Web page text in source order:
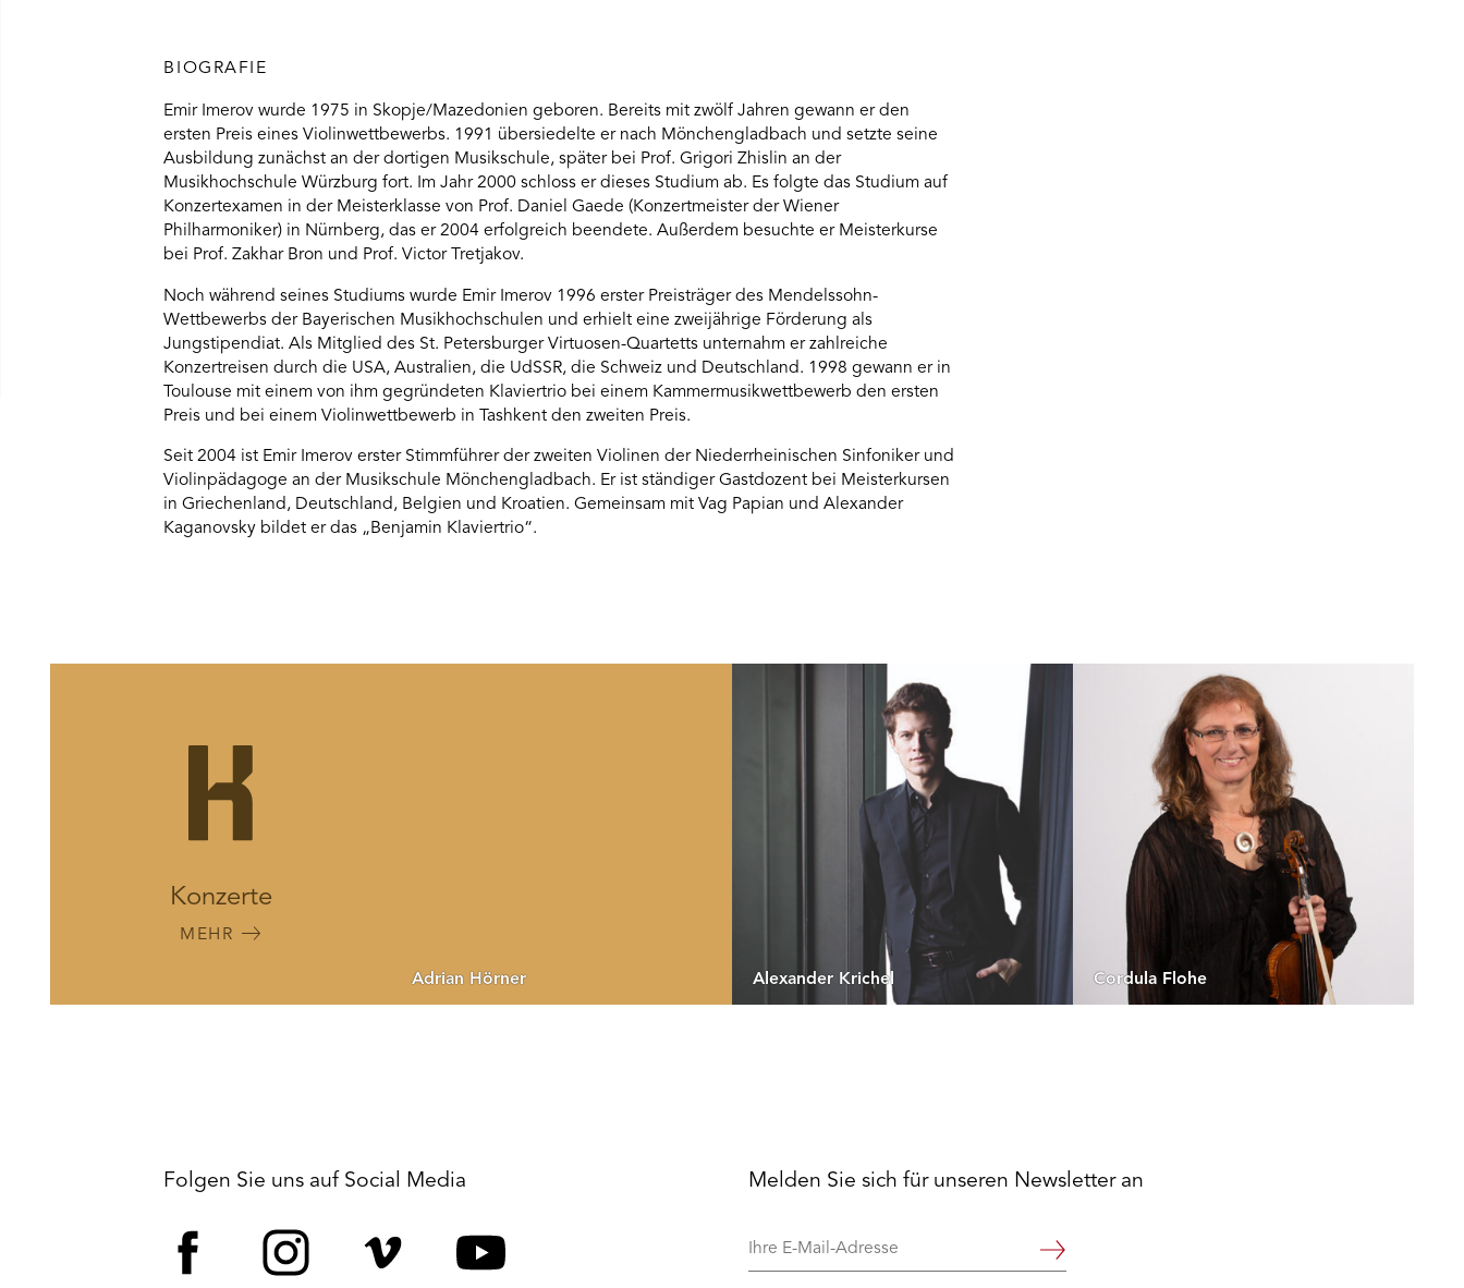
BIOGRAFIE
Emir Imerov wurde 1975 in Skopje/Mazedonien geboren. Bereits mit zwölf Jahren gewann er den
ersten Preis eines Violinwettbewerbs. 1991 übersiedelte er nach Mönchengladbach und setzte seine
Ausbildung zunächst an der dortigen Musikschule, später bei Prof. Grigori Zhislin an der
Musikhochschule Würzburg fort. Im Jahr 2000 schloss er dieses Studium ab. Es folgte das Studium auf
Konzertexamen in der Meisterklasse von Prof. Daniel Gaede (Konzertmeister der Wiener
Philharmoniker) in Nürnberg, das er 2004 erfolgreich beendete. Außerdem besuchte er Meisterkurse
bei Prof. Zakhar Bron und Prof. Victor Tretjakov.
Noch während seines Studiums wurde Emir Imerov 1996 erster Preisträger des Mendelssohn-
Wettbewerbs der Bayerischen Musikhochschulen und erhielt eine zweijährige Förderung als
Jungstipendiat. Als Mitglied des St. Petersburger Virtuosen-Quartetts unternahm er zahlreiche
Konzertreisen durch die USA, Australien, die UdSSR, die Schweiz und Deutschland. 1998 gewann er in
Toulouse mit einem von ihm gegründeten Klaviertrio bei einem Kammermusikwettbewerb den ersten
Preis und bei einem Violinwettbewerb in Tashkent den zweiten Preis.
Seit 2004 ist Emir Imerov erster Stimmführer der zweiten Violinen der Niederrheinischen Sinfoniker und
Violinpädagoge an der Musikschule Mönchengladbach. Er ist ständiger Gastdozent bei Meisterkursen
in Griechenland, Deutschland, Belgien und Kroatien. Gemeinsam mit Vag Papian und Alexander
Kaganovsky bildet er das „Benjamin Klaviertrio“.
Konzerte
MEHR
Adrian Hörner Alexander Krichel Cordula Flohe
Folgen Sie uns auf Social Media Melden Sie sich für unseren Newsletter an
Ihre
Weiter